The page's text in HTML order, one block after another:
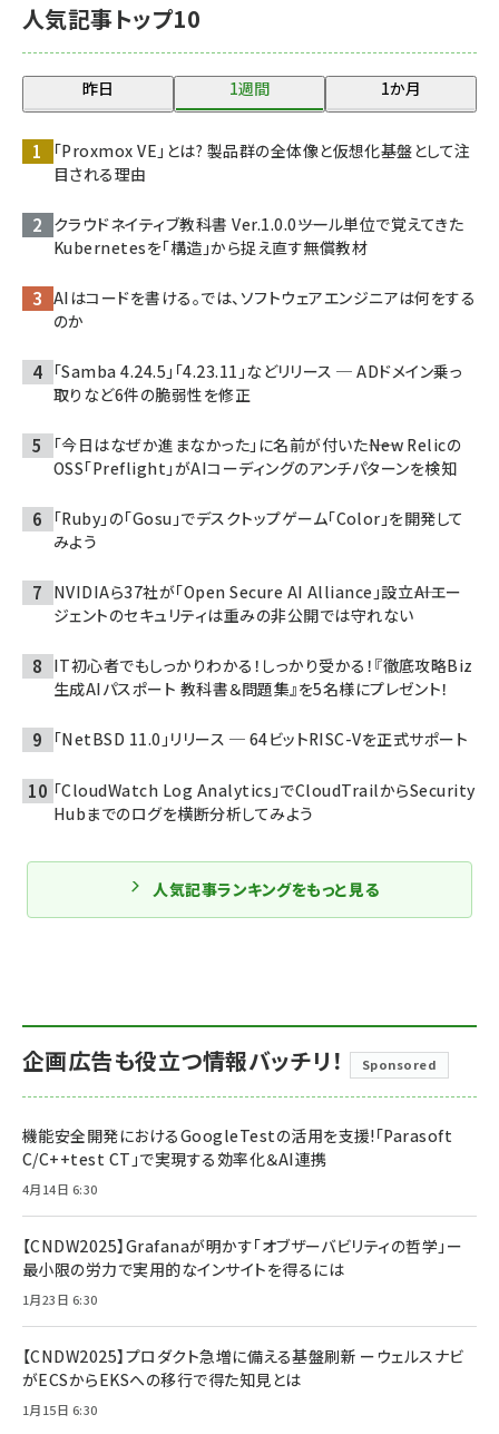
人気記事トップ10
昨日 1週間 1か月
「Proxmox VE」とは? 製品群の全体像と仮想化基盤として注
目される理由
クラウドネイティブ教科書 Ver.1.0.0――ツール単位で覚えてきた
Kubernetesを「構造」から捉え直す無償教材
AIはコードを書ける。では、ソフトウェアエンジニアは何をする
のか
「Samba 4.24.5」「4.23.11」などリリース ─ ADドメイン乗っ
取りなど6件の脆弱性を修正
「今日はなぜか進まなかった」に名前が付いた――New Relicの
OSS「Preflight」がAIコーディングのアンチパターンを検知
「Ruby」の「Gosu」でデスクトップゲーム「Color」を開発して
みよう
NVIDIAら37社が「Open Secure AI Alliance」設立――AIエー
ジェントのセキュリティは重みの非公開では守れない
IT初心者でもしっかりわかる！しっかり受かる！『徹底攻略Biz
生成AIパスポート 教科書＆問題集』を5名様にプレゼント！
「NetBSD 11.0」リリース ─ 64ビットRISC-Vを正式サポート
「CloudWatch Log Analytics」でCloudTrailからSecurity
Hubまでのログを横断分析してみよう
人気記事ランキングをもっと見る
企画広告も役立つ情報バッチリ！ Sponsored
機能安全開発におけるGoogleTestの活用を支援!「Parasoft
C/C++test CT」で実現する効率化＆AI連携
4月14日 6:30
【CNDW2025】Grafanaが明かす「オブザーバビリティの哲学」ー
最小限の労力で実用的なインサイトを得るには
1月23日 6:30
【CNDW2025】プロダクト急増に備える基盤刷新 ーウェルスナビ
がECSからEKSへの移行で得た知見とは
1月15日 6:30